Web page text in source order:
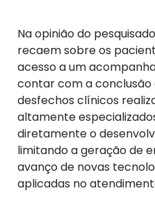
Na opinião do
recaem sobre os
acesso a um
contar com a conclusão
desfechos clínicos
altamente
diretamente o
limitando a geração de
avanço de novas
aplicadas no